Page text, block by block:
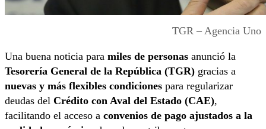
TGR – Agencia Uno
Una buena noticia para miles de personas anunció la
Tesorería General de la República (TGR) gracias a
nuevas y más flexibles condiciones para regularizar
deudas del Crédito con Aval del Estado (CAE),
facilitando el acceso a convenios de pago ajustados a la